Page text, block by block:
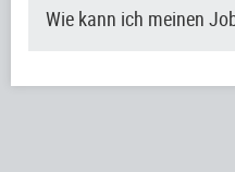
Wie kann ich meinen